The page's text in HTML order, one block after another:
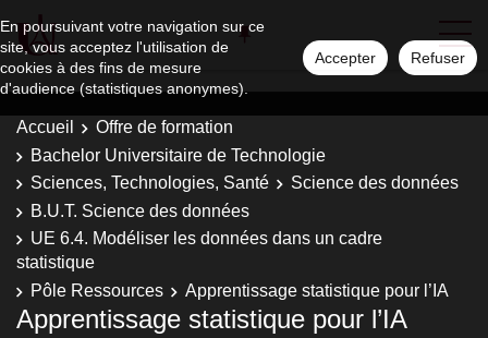
En poursuivant votre navigation sur ce
site, vous acceptez l'utilisation de
cookies à des fins de mesure
d'audience (statistiques anonymes).
Accepter Refuser
Accueil
Offre de formation
Bachelor Universitaire de Technologie
Sciences, Technologies, Santé
Science des données
B.U.T. Science des données
UE 6.4. Modéliser les données dans un cadre
statistique
Pôle Ressources
Apprentissage statistique pour l’IA
Apprentissage statistique pour l’IA